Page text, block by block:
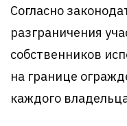
Согласно
разграничения
собственников
на границе
каждого